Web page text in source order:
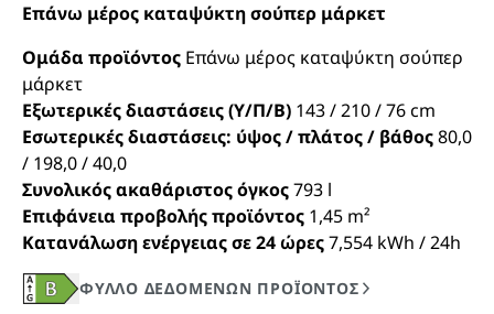
Επάνω μέρος καταψύκτη σούπερ μάρκετ
Ομάδα προϊόντος Επάνω μέρος καταψύκτη σούπερ
μάρκετ
Εξωτερικές διαστάσεις (Υ/Π/Β) 143 / 210 / 76cm
Εσωτερικές διαστάσεις: ύψος / πλάτος / βάθος80,0
/ 198,0 / 40,0
Συνολικός ακαθάριστος όγκος793 l
Επιφάνεια προβολής προϊόντος 1,45 m²
Κατανάλωση ενέργειας σε 24 ώρες7,554 kWh / 24h